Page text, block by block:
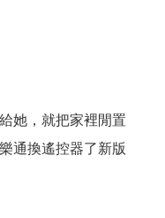
她，就把家裡閒置
通換遙控器了新版